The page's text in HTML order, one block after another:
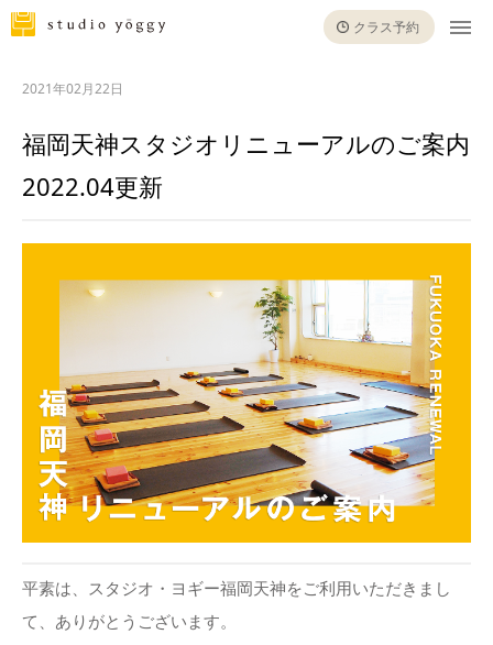
クラス予約
2021年02月22日
福岡天神スタジオリニューアルのご案内
2022.04更新
平素は、スタジオ・ヨギー福岡天神をご利用いただきまし
て、ありがとうございます。